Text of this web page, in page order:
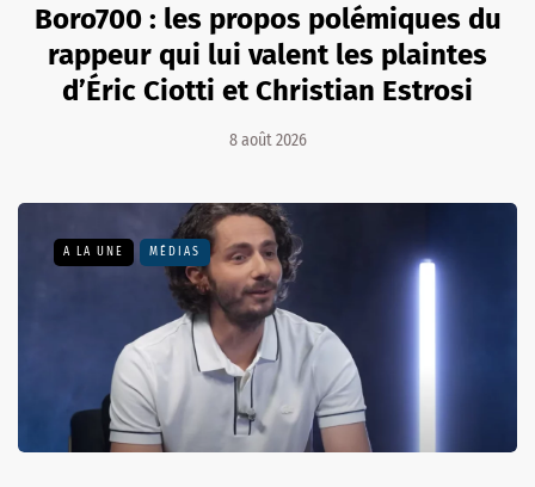
Boro700 : les propos polémiques du
rappeur qui lui valent les plaintes
d’Éric Ciotti et Christian Estrosi
8 août 2026
A LA UNE MÉDIAS